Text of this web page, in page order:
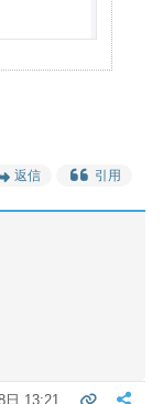
返信 引用
日 13:21